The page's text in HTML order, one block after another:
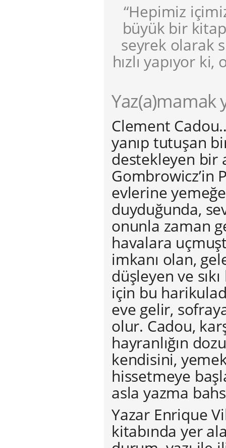
“Hepimiz
büyük bir
seyrek olarak
hızlı yapıyor
Yaz(a)mamak
Clement
yanıp tutuşan
destekleyen bir
Gombrowicz’in
evlerine
duyduğunda,
onunla zaman
havalara
imkanı olan,
düşleyen ve
için bu
eve gelir,
olur. Cadou,
hayranlığın
kendisini,
hissetmeye
asla yazma
Yazar Enrique
kitabında yer